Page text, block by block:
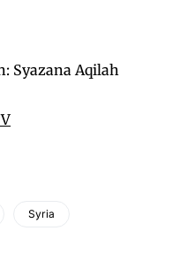
Syazana Aqilah
Syria